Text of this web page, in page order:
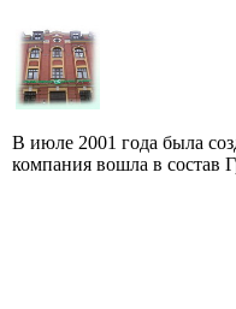
В июле 2001 года была
компания вошла в состав